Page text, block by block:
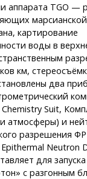
аппарата TGO —
картирование
воды в
км,
два
Suit,
атмосферы) и
разрешения
Epithermal Neutron
для
с разгонным